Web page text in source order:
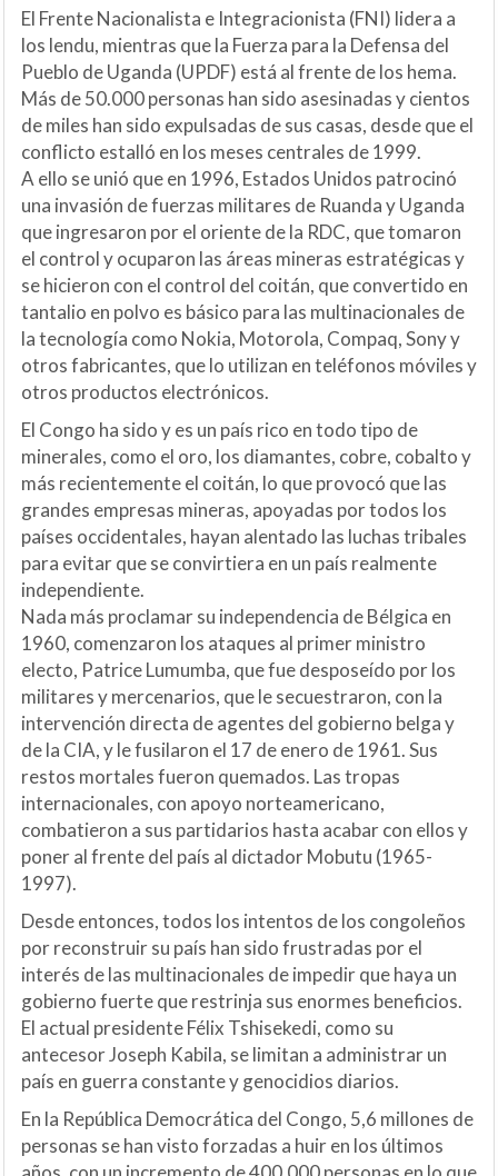
El Frente Nacionalista e Integracionista (FNI) lidera a
los lendu, mientras que la Fuerza para la Defensa del
Pueblo de Uganda (UPDF) está al frente de los hema.
Más de 50.000 personas han sido asesinadas y cientos
de miles han sido expulsadas de sus casas, desde que el
conflicto estalló en los meses centrales de 1999.
A ello se unió que en 1996, Estados Unidos patrocinó
una invasión de fuerzas militares de Ruanda y Uganda
que ingresaron por el oriente de la RDC, que tomaron
el control y ocuparon las áreas mineras estratégicas y
se hicieron con el control del coitán, que convertido en
tantalio en polvo es básico para las multinacionales de
la tecnología como Nokia, Motorola, Compaq, Sony y
otros fabricantes, que lo utilizan en teléfonos móviles y
otros productos electrónicos.
El Congo ha sido y es un país rico en todo tipo de
minerales, como el oro, los diamantes, cobre, cobalto y
más recientemente el coitán, lo que provocó que las
grandes empresas mineras, apoyadas por todos los
países occidentales, hayan alentado las luchas tribales
para evitar que se convirtiera en un país realmente
independiente.
Nada más proclamar su independencia de Bélgica en
1960, comenzaron los ataques al primer ministro
electo, Patrice Lumumba, que fue desposeído por los
militares y mercenarios, que le secuestraron, con la
intervención directa de agentes del gobierno belga y
de la CIA, y le fusilaron el 17 de enero de 1961. Sus
restos mortales fueron quemados. Las tropas
internacionales, con apoyo norteamericano,
combatieron a sus partidarios hasta acabar con ellos y
poner al frente del país al dictador Mobutu (1965-
1997).
Desde entonces, todos los intentos de los congoleños
por reconstruir su país han sido frustradas por el
interés de las multinacionales de impedir que haya un
gobierno fuerte que restrinja sus enormes beneficios.
El actual presidente Félix Tshisekedi, como su
antecesor Joseph Kabila, se limitan a administrar un
país en guerra constante y genocidios diarios.
En la República Democrática del Congo, 5,6 millones de
personas se han visto forzadas a huir en los últimos